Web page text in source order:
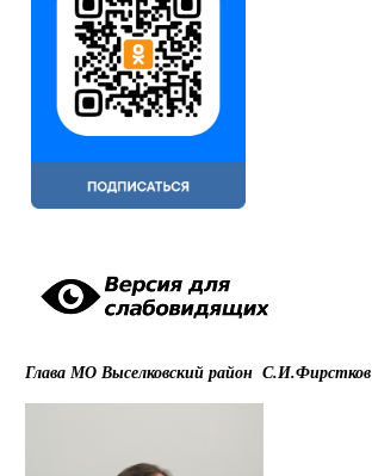
Глава МО Выселковский район С.И.Фирстков